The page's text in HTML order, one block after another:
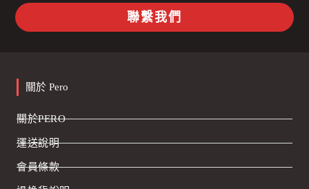
聯繫我們
關於 Pero
關於PERO
運送說明
會員條款